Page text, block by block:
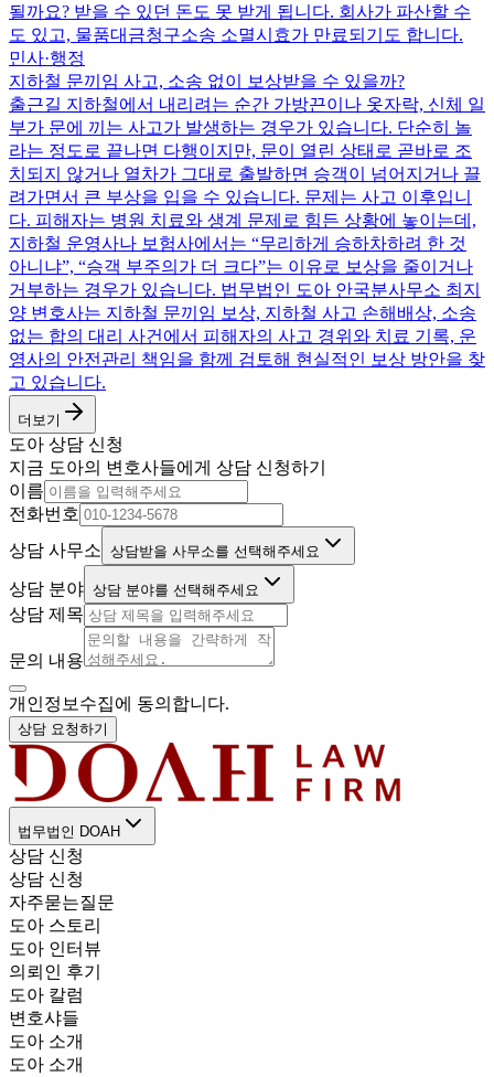
될까요? 받을 수 있던 돈도 못 받게 됩니다. 회사가 파산할 수
도 있고, 물품대금청구소송 소멸시효가 만료되기도 합니다.
민사·행정
지하철 문끼임 사고, 소송 없이 보상받을 수 있을까?
출근길 지하철에서 내리려는 순간 가방끈이나 옷자락, 신체 일
부가 문에 끼는 사고가 발생하는 경우가 있습니다. 단순히 놀
라는 정도로 끝나면 다행이지만, 문이 열린 상태로 곧바로 조
치되지 않거나 열차가 그대로 출발하면 승객이 넘어지거나 끌
려가면서 큰 부상을 입을 수 있습니다. 문제는 사고 이후입니
다. 피해자는 병원 치료와 생계 문제로 힘든 상황에 놓이는데,
지하철 운영사나 보험사에서는 “무리하게 승하차하려 한 것
아니냐”, “승객 부주의가 더 크다”는 이유로 보상을 줄이거나
거부하는 경우가 있습니다. 법무법인 도아 안국분사무소 최지
양 변호사는 지하철 문끼임 보상, 지하철 사고 손해배상, 소송
없는 합의 대리 사건에서 피해자의 사고 경위와 치료 기록, 운
영사의 안전관리 책임을 함께 검토해 현실적인 보상 방안을 찾
고 있습니다.
더보기
도아 상담 신청
지금 도아의 변호사들에게 상담 신청하기
이름
전화번호
상담 사무소 상담받을 사무소를 선택해주세요
상담 분야 상담 분야를 선택해주세요
상담 제목
문의 내용
개인정보수집에 동의합니다.
상담 요청하기
법무법인 DOAH
상담 신청
상담 신청
자주묻는질문
도아 스토리
도아 인터뷰
의뢰인 후기
도아 칼럼
변호샤들
도아 소개
도아 소개